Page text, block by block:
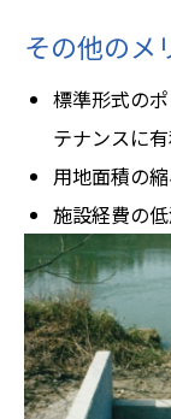
その他のメ
標準形式の
テナンスに有
用地面積の
施設経費の